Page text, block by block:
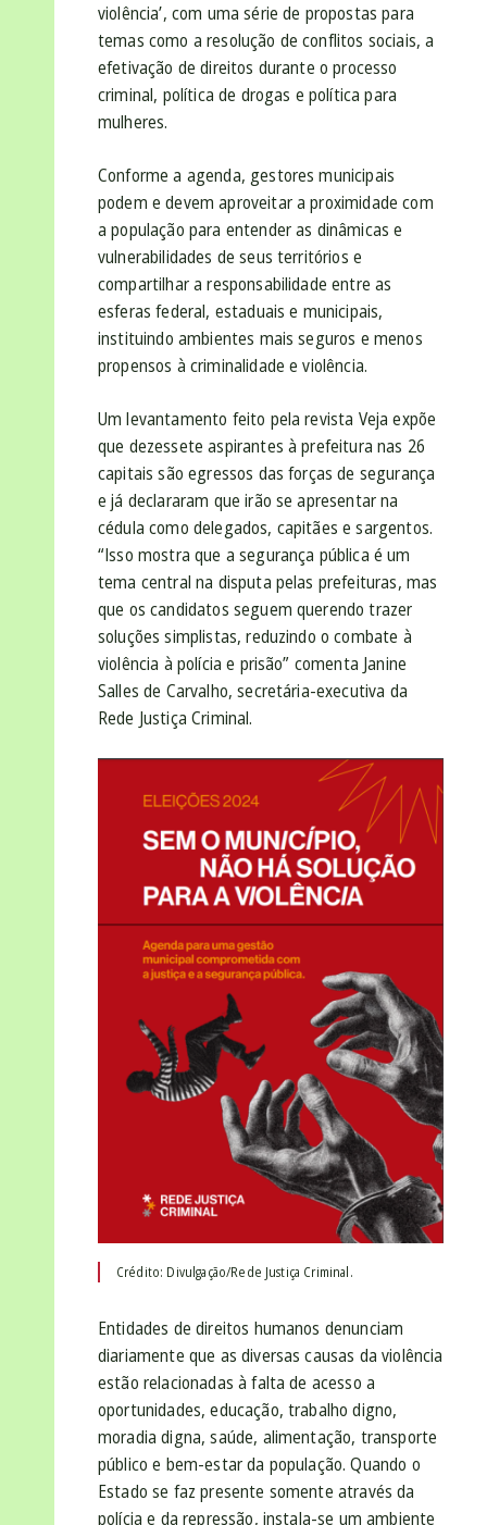
violência’, com uma série de propostas para
temas como a resolução de conflitos sociais, a
efetivação de direitos durante o processo
criminal, política de drogas e política para
mulheres.
Conforme a agenda, gestores municipais
podem e devem aproveitar a proximidade com
a população para entender as dinâmicas e
vulnerabilidades de seus territórios e
compartilhar a responsabilidade entre as
esferas federal, estaduais e municipais,
instituindo ambientes mais seguros e menos
propensos à criminalidade e violência.
Um levantamento feito pela revista Veja expõe
que dezessete aspirantes à prefeitura nas 26
capitais são egressos das forças de segurança
e já declararam que irão se apresentar na
cédula como delegados, capitães e sargentos.
“Isso mostra que a segurança pública é um
tema central na disputa pelas prefeituras, mas
que os candidatos seguem querendo trazer
soluções simplistas, reduzindo o combate à
violência à polícia e prisão” comenta Janine
Salles de Carvalho, secretária-executiva da
Rede Justiça Criminal.
Crédito: Divulgação/Rede Justiça Criminal.
Entidades de direitos humanos denunciam
diariamente que as diversas causas da violência
estão relacionadas à falta de acesso a
oportunidades, educação, trabalho digno,
moradia digna, saúde, alimentação, transporte
público e bem-estar da população. Quando o
Estado se faz presente somente através da
polícia e da repressão, instala-se um ambiente